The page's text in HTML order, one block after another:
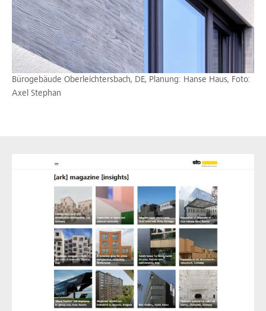
Bürogebäude Oberleichtersbach, DE, Planung: Hanse Haus, Foto:
Axel Stephan